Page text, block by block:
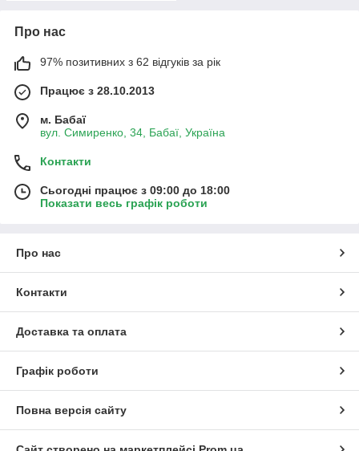
Про нас
97% позитивних з 62 відгуків за рік
Працює з 28.10.2013
м. Бабаї
вул. Симиренко, 34, Бабаї, Україна
Контакти
Сьогодні працює з 09:00 до 18:00
Показати весь графік роботи
Про нас
Контакти
Доставка та оплата
Графік роботи
Повна версія сайту